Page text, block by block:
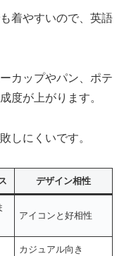
着やすいので、英語
カップやパン、ポテ
度が上がります。
しにくいです。
デザイン相性
アイコンと好相性
カジュアル向き